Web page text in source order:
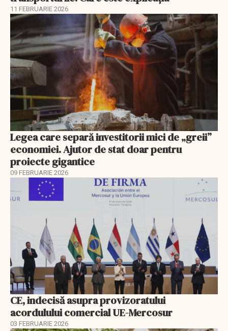
11 FEBRUARIE 2026
Legea care separă investitorii mici de „greii”
economiei. Ajutor de stat doar pentru
proiecte gigantice
09 FEBRUARIE 2026
CE, indecisă asupra provizoratului
acordulului comercial UE-Mercosur
03 FEBRUARIE 2026